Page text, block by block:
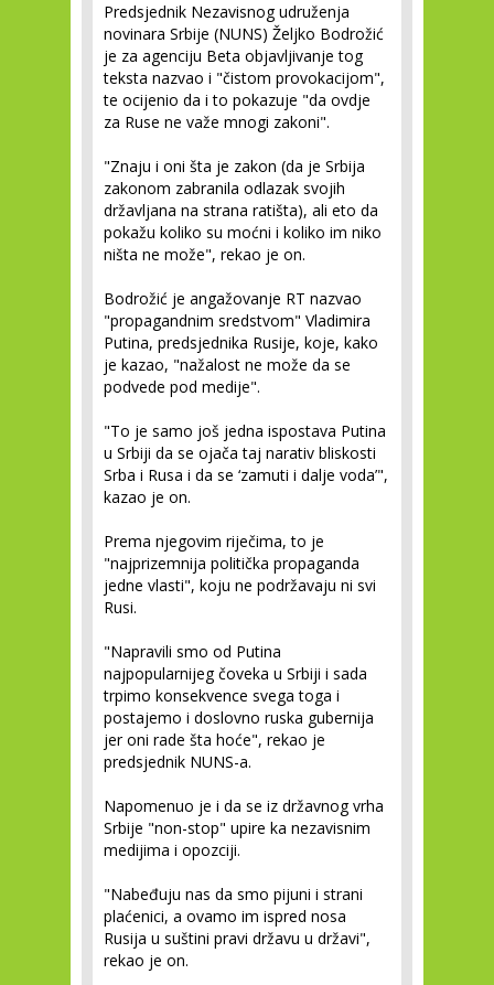
Predsjednik Nezavisnog udruženja
novinara Srbije (NUNS) Željko Bodrožić
je za agenciju Beta objavljivanje tog
teksta nazvao i "čistom provokacijom",
te ocijenio da i to pokazuje "da ovdje
za Ruse ne važe mnogi zakoni".
"Znaju i oni šta je zakon (da je Srbija
zakonom zabranila odlazak svojih
državljana na strana ratišta), ali eto da
pokažu koliko su moćni i koliko im niko
ništa ne može", rekao je on.
Bodrožić je angažovanje RT nazvao
"propagandnim sredstvom" Vladimira
Putina, predsjednika Rusije, koje, kako
je kazao, "nažalost ne može da se
podvede pod medije".
"To je samo još jedna ispostava Putina
u Srbiji da se ojača taj narativ bliskosti
Srba i Rusa i da se ‘zamuti i dalje voda’",
kazao je on.
Prema njegovim riječima, to je
"najprizemnija politička propaganda
jedne vlasti", koju ne podržavaju ni svi
Rusi.
"Napravili smo od Putina
najpopularnijeg čoveka u Srbiji i sada
trpimo konsekvence svega toga i
postajemo i doslovno ruska gubernija
jer oni rade šta hoće", rekao je
predsjednik NUNS-a.
Napomenuo je i da se iz državnog vrha
Srbije "non-stop" upire ka nezavisnim
medijima i opozciji.
"Nabeđuju nas da smo pijuni i strani
plaćenici, a ovamo im ispred nosa
Rusija u suštini pravi državu u državi",
rekao je on.